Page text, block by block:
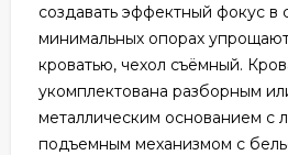
создавать эффектный фокус в
минимальных опорах
кроватью, чехол съёмный.
укомплектована разборным
металлическим основанием с
подъемным механизмом с